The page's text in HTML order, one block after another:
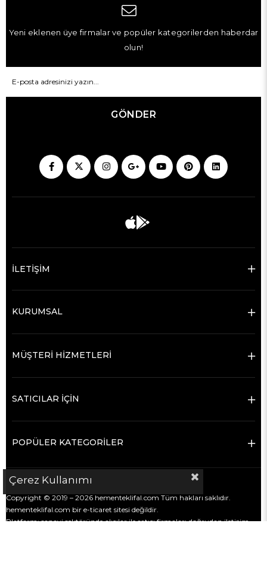
Yeni eklenen üye firmalar ve popüler kategorilerden haberdar
olun!
GÖNDER
İLETİŞİM
KURUMSAL
MÜŞTERİ HİZMETLERİ
SATICILAR İÇİN
POPÜLER KATEGORİLER
Copyright © 2019 – 2026 hementeklifal.com Tüm hakları saklıdır.
hementeklifal.com bir e-ticaret sitesi değildir.
Platform; sanayi sektöründe alıcılar ile satıcı firmaları doğrudan iletişim
Çerez Kullanımı